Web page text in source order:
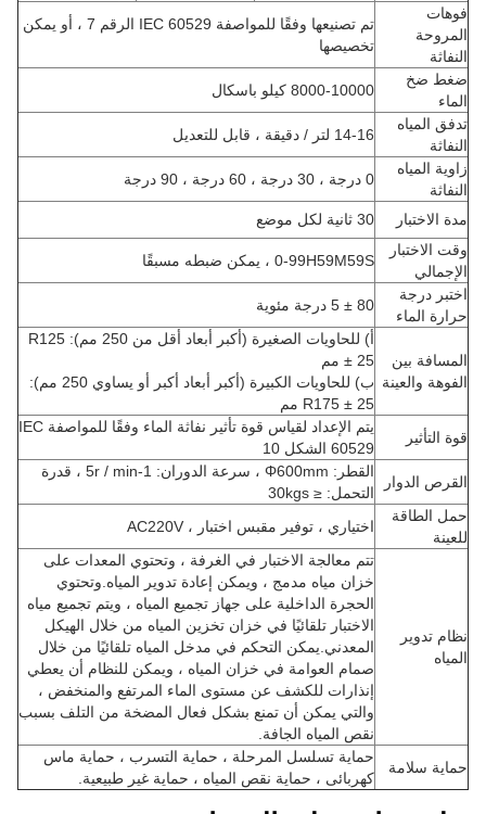
فوهات
المروحة
النفاثة
تم تصنيعها وفقًا للمواصفة IEC 60529 الرقم 7 ، أو يمكن
تخصيصها
ضغط ضخ
الماء
8000-10000 كيلو باسكال
تدفق المياه
النفاثة
14-16 لتر / دقيقة ، قابل للتعديل
زاوية المياه
النفاثة
0 درجة ، 30 درجة ، 60 درجة ، 90 درجة
مدة الاختبار
30 ثانية لكل موضع
وقت الاختبار
الإجمالي
0-99H59M59S ، يمكن ضبطه مسبقًا
اختبر درجة
حرارة الماء
80 ± 5 درجة مئوية
المسافة بين
الفوهة والعينة
أ) للحاويات الصغيرة (أكبر أبعاد أقل من 250 مم): R125
± 25 مم
ب) للحاويات الكبيرة (أكبر أبعاد أكبر أو يساوي 250 مم):
R175 ± 25 مم
قوة التأثير
يتم الإعداد لقياس قوة تأثير نفاثة الماء وفقًا للمواصفة IEC
60529 الشكل 10
القرص الدوار
القطر: Φ600mm ، سرعة الدوران: 1-5r / min ، قدرة
التحمل: ≤ 30kgs
حمل الطاقة
للعينة
اختياري ، توفير مقبس اختبار ، AC220V
نظام تدوير
المياه
تتم معالجة الاختبار في الغرفة ، وتحتوي المعدات على
خزان مياه مدمج ، ويمكن إعادة تدوير المياه.وتحتوي
الحجرة الداخلية على جهاز تجميع المياه ، ويتم تجميع مياه
الاختبار تلقائيًا في خزان تخزين المياه من خلال الهيكل
المعدني.يمكن التحكم في مدخل المياه تلقائيًا من خلال
صمام العوامة في خزان المياه ، ويمكن للنظام أن يعطي
إنذارات للكشف عن مستوى الماء المرتفع والمنخفض ،
والتي يمكن أن تمنع بشكل فعال المضخة من التلف بسبب
نقص المياه الجافة.
حماية سلامة
حماية تسلسل المرحلة ، حماية التسرب ، حماية ماس
كهربائى ، حماية نقص المياه ، حماية غير طبيعية.